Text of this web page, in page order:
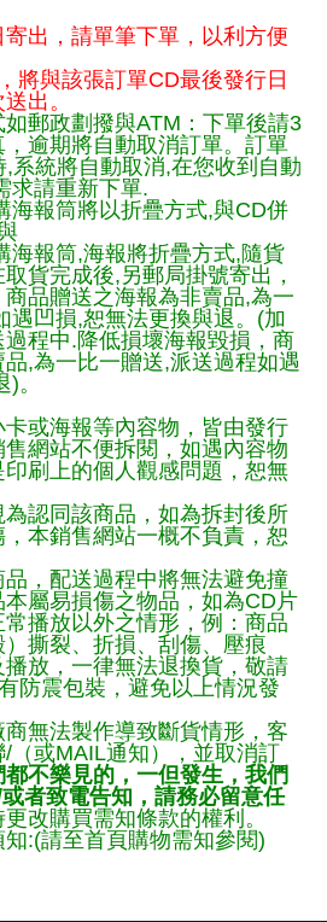
寄出，請單筆下單，以利方便
將與該張訂單CD最後發行日
出。
如郵政劃撥與ATM：下單後請3
逾期將自動取消訂單。訂單
系統將自動取消,在您收到自動
求請重新下單.
海報筒將以折疊方式,與CD併
海報筒,海報將折疊方式,隨貨
貨完成後,另郵局掛號寄出，
品贈送之海報為非賣品,為一
遇凹損,恕無法更換與退。(加
程中.降低損壞海報毀損，商
,為一比一贈送,派送過程如遇
。
卡或海報等內容物，皆由發行
網站不便拆閱，如遇內容物
刷上的個人觀感問題，恕無
為認同該商品，如為拆封後所
本銷售網站一概不負責，恕
品，配送過程中將無法避免撞
屬易損傷之物品，如為CD片
播放以外之情形，例：商品
撕裂、折損、刮傷、壓痕
放，一律無法退換貨，敬請
防震包裝，避免以上情況發
商無法製作導致斷貨情形，客
（或MAIL通知），並取消訂
不樂見的，一但發生，我們
者致電告知，請務必留意任
改購買需知條款的權利。
知:(請至首頁購物需知參閱)